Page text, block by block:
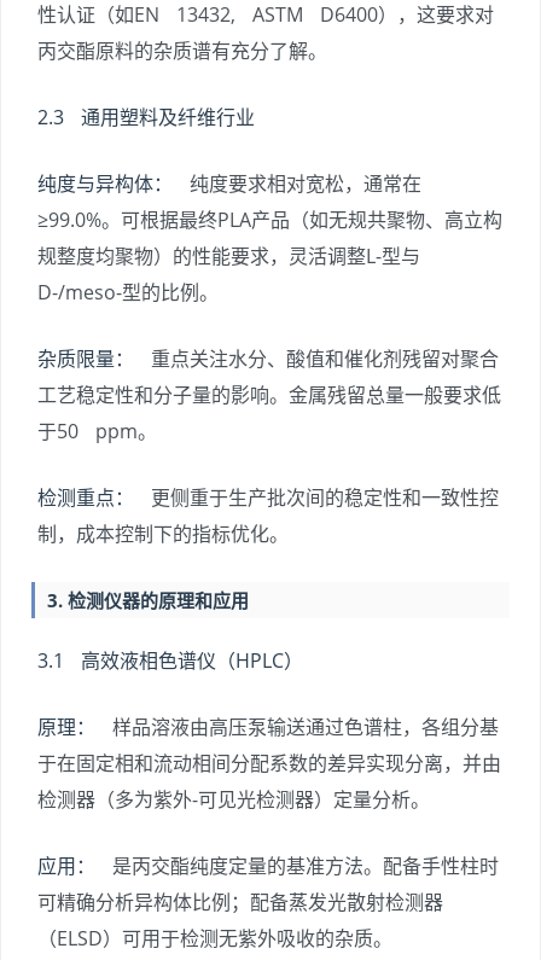
性认证（如EN 13432, ASTM D6400），这要求对
丙交酯原料的杂质谱有充分了解。
2.3 通用塑料及纤维行业
纯度与异构体：
纯度要求相对宽松，通常在
≥99.0%。可根据最终PLA产品（如无规共聚物、高立构
规整度均聚物）的性能要求，灵活调整L-型与
D-/meso-型的比例。
杂质限量：
重点关注水分、酸值和催化剂残留对聚合
工艺稳定性和分子量的影响。金属残留总量一般要求低
于50 ppm。
检测重点：
更侧重于生产批次间的稳定性和一致性控
制，成本控制下的指标优化。
3. 检测仪器的原理和应用
3.1 高效液相色谱仪（HPLC）
原理：
样品溶液由高压泵输送通过色谱柱，各组分基
于在固定相和流动相间分配系数的差异实现分离，并由
检测器（多为紫外-可见光检测器）定量分析。
应用：
是丙交酯纯度定量的基准方法。配备手性柱时
可精确分析异构体比例；配备蒸发光散射检测器
（ELSD）可用于检测无紫外吸收的杂质。